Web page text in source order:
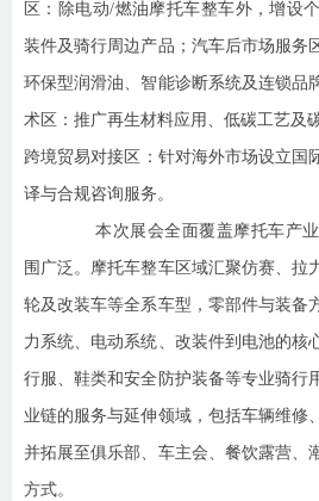
区：除电动/燃油摩托车整车外，增设
装件及骑行周边产品；汽车后市场服务
环保型润滑油、智能诊断系统及连锁品
术区：推广再生材料应用、低碳工艺及
跨境贸易对接区 ：针对海外市场设立国
译与合规咨询服务。
本次展会全面覆盖摩托车产
围广泛。摩托车整车区域汇聚仿赛、拉
轮及改装车等全系车型，零部件与装备
力系统、电动系统、改装件到电池的核
行服、鞋类和安全防护装备等专业骑行
业链的服务与延伸领域，包括车辆维修
并拓展至俱乐部、车主会、餐饮露营、
方式。